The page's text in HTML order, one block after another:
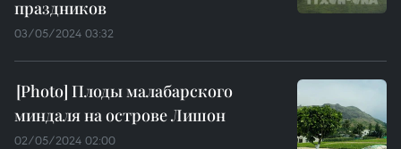
праздников
03/05/2024 03:32
Плоды малабарского
миндаля на острове Лишон
02/05/2024 02:00